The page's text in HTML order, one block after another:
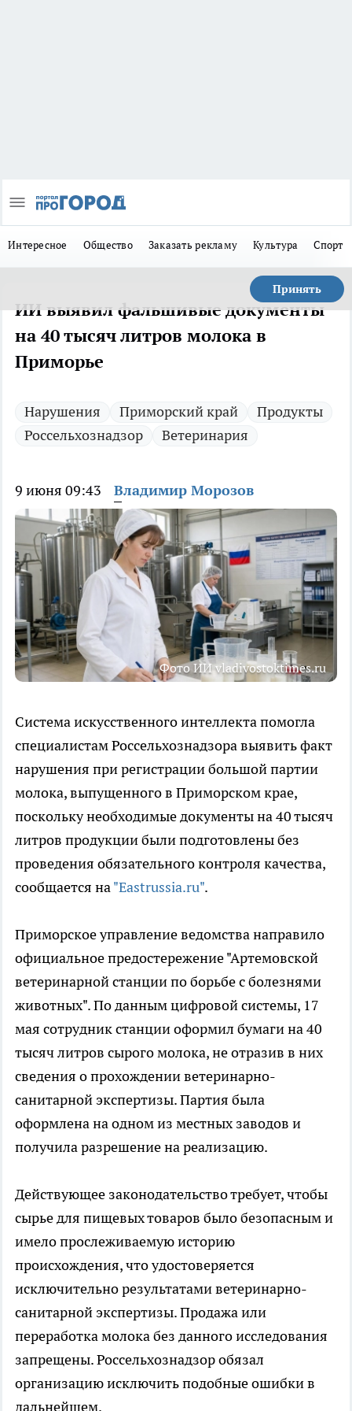
Интересное Общество Заказать рекламу Культура Спорт
Принять
ИИ выявил фальшивые документы
на 40 тысяч литров молока в
Приморье
Нарушения Приморский край
Продукты
Россельхознадзор
Ветеринария
9 июня 09:43 Владимир Морозов
Фото ИИ vladivostoktimes.ru
Система искусственного интеллекта помогла
специалистам Россельхознадзора выявить факт
нарушения при регистрации большой партии
молока, выпущенного в Приморском крае,
поскольку необходимые документы на 40 тысяч
литров продукции были подготовлены без
проведения обязательного контроля качества,
сообщается на"Eastrussia.ru".
Приморское управление ведомства направило
официальное предостережение "Артемовской
ветеринарной станции по борьбе с болезнями
животных". По данным цифровой системы, 17
мая сотрудник станции оформил бумаги на 40
тысяч литров сырого молока, не отразив в них
сведения о прохождении ветеринарно-
санитарной экспертизы. Партия была
оформлена на одном из местных заводов и
получила разрешение на реализацию.
Действующее законодательство требует, чтобы
сырье для пищевых товаров было безопасным и
имело прослеживаемую историю
происхождения, что удостоверяется
исключительно результатами ветеринарно-
санитарной экспертизы. Продажа или
переработка молока без данного исследования
запрещены. Россельхознадзор обязал
организацию исключить подобные ошибки в
дальнейшем.